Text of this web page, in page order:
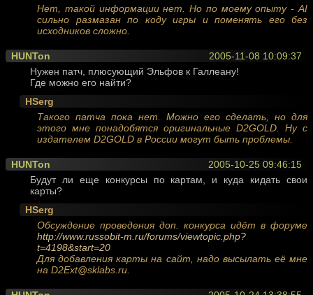
Нет, такой информации нет. Но по моему опыту - AI
сильно размазан по коду игры и поменять его без
исходников сложно.
2005-11-08 10:09:37
HUNTon
Нужен патч, плюсующий Эльфов к Галлеану!
Где можно его найти?
HSerg
Такого патча пока нет. Можно его сделать, но для
этого мне понадобятся оригинальные D2GOLD. Ну c
издателем D2GOLD в России могут быть проблемы.
2005-10-25 09:46:15
HUNTon
Будут ли еще конкурсы по картам, и куда кидать свои
карты?
HSerg
Обсуждение проведения доп. конкурса идёт в форуме
http://www.russobit-m.ru/forums/viewtopic.php?
t=4198&start=20
Для добавления карты на сайт, надо высылать её мне
на D2Ext@sklabs.ru.